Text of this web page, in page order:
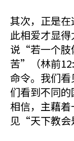
其次，正是
此相爱才显
说“若一个肢
苦”（林前
命令。我们
们看到不同
相信，主藉
见“天下教会